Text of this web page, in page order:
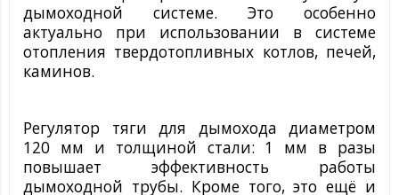
дымоходной системе. Это особенно
актуально при использовании в системе
отопления твердотопливных котлов, печей,
каминов.
Регулятор тяги для дымохода диаметром
120 мм и толщиной стали: 1 мм в разы
повышает эффективность работы
дымоходной трубы. Кроме того, это ещё и